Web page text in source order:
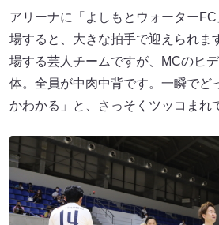
アリーナに「よしもとウォーター
場すると、大きな拍手で迎えられま
場する芸人チームですが、MCのヒ
体。全員が中肉中背です。一瞬でど
かわかる」と、さっそくツッコまれ